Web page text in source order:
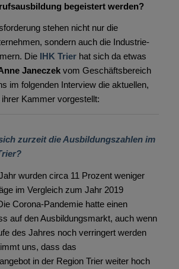
begeistert werden?
stehen nicht nur die
sondern auch die Industrie-
Die
IHK Trierhat sich da etwas
Janeczekvom Geschäftsbereich
im folgenden Interview die aktuellen,
Kammer vorgestellt:
zurzeit die Ausbildungszahlen im
wurden circa 11 Prozent weniger
im Vergleich zum Jahr 2019
Corona-Pandemie hatte einen
auf den Ausbildungsmarkt, auch wenn
des Jahres noch verringert werden
uns, dass das
in der Region Trier weiter hoch